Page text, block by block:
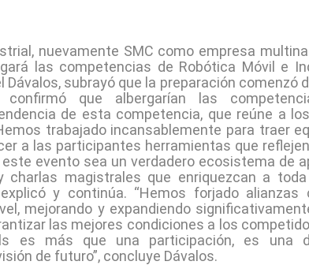
nuevamente SMC como empresa
las competencias de Robótica Móvil e
Dávalos, subrayó que la preparación comenzó
que albergarían las
de esta competencia, que reúne a
trabajado incansablemente para traer
a las participantes herramientas que
evento sea un verdadero ecosistema de
charlas magistrales que enriquezcan a
y continúa. “Hemos forjado alianzas
mejorando y expandiendo
las mejores condiciones a los
es más que una participación, es una
de futuro”, concluye Dávalos.